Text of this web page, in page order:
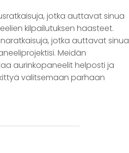
jotka auttavat sinua
kilpailutuksen haasteet.
jotka auttavat sinua
Meidän
aurinkopaneelit helposti ja
valitsemaan parhaan